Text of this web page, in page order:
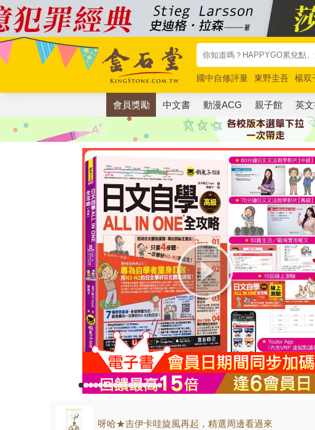
國中自修評量 東野圭吾 楊双
唯紅花綻放
奧德賽 路邊攤新
會員獎勵 中文書 動漫ACG 親子館 英
呀哈★吉伊卡哇旋風再起，精選周邊看過來